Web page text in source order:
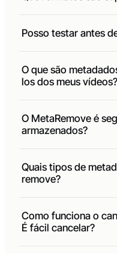
Posso testar antes
O que são
los dos meus vídeos?
O MetaRemove é
armazenados?
Quais tipos de
remove?
Como funciona o
É fácil cancelar?